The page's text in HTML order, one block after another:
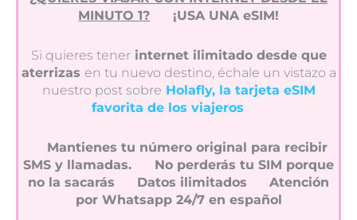
MINUTO 1?
¡USA UNA eSIM!
Si quieres tenerinternet ilimitado desde que
aterrizas en tu nuevo destino, échale un vistazo a
nuestro post sobre Holafly, la tarjeta eSIM
favorita de los viajeros
Mantienes tu número original para recibir
SMS y llamadas.
No perderás tu SIM porque
no la sacarás
Datos ilimitados
Atención
por Whatsapp 24/7 en español